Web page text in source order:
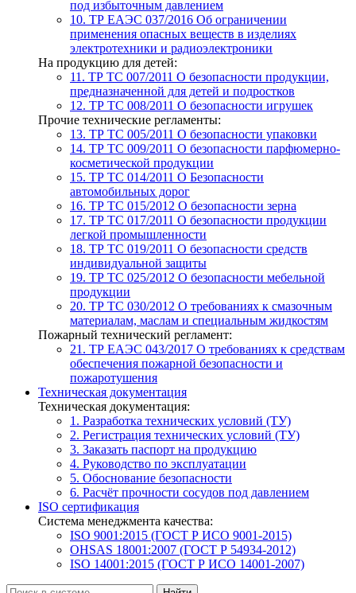
под избыточным давлением
10. ТР ЕАЭС 037/2016 Об ограничении
применения опасных веществ в изделиях
электротехники и радиоэлектроники
На продукцию для детей:
11. ТР ТС 007/2011 О безопасности продукции,
предназначенной для детей и подростков
12. ТР ТС 008/2011 О безопасности игрушек
Прочие технические регламенты:
13. ТР ТС 005/2011 О безопасности упаковки
14. ТР ТС 009/2011 О безопасности парфюмерно-
косметической продукции
15. ТР ТС 014/2011 О Безопасности
автомобильных дорог
16. ТР ТС 015/2012 О безопасности зерна
17. ТР ТС 017/2011 О безопасности продукции
легкой промышленности
18. ТР ТС 019/2011 О безопасности средств
индивидуальной защиты
19. ТР ТС 025/2012 О безопасности мебельной
продукции
20. ТР ТС 030/2012 О требованиях к смазочным
материалам, маслам и специальным жидкостям
Пожарный технический регламент:
21. ТР ЕАЭС 043/2017 О требованиях к средствам
обеспечения пожарной безопасности и
пожаротушения
Техническая документация
Техническая документация:
1. Разработка технических условий (ТУ)
2. Регистрация технических условий (ТУ)
3. Заказать паспорт на продукцию
4. Руководство по эксплуатации
5. Обоснование безопасности
6. Расчёт прочности сосудов под давлением
ISO сертификация
Система менеджмента качества:
ISO 9001:2015 (ГОСТ Р ИСО 9001-2015)
OHSAS 18001:2007 (ГОСТ Р 54934-2012)
ISO 14001:2015 (ГОСТ Р ИСО 14001-2007)